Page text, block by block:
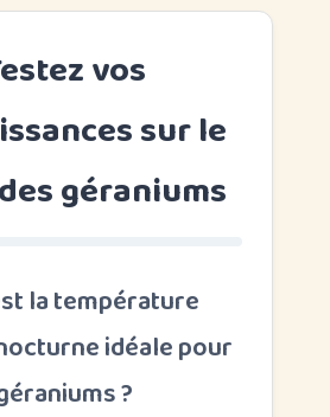
vos
sur le
géraniums
la température
idéale pour
?